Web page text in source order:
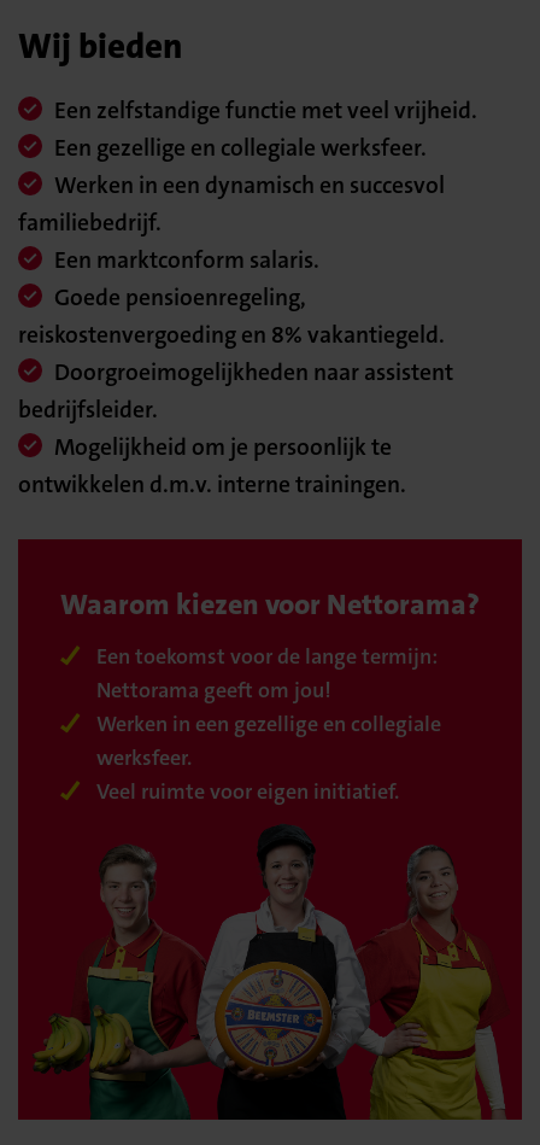
Wij bieden
Een zelfstandige functie met veel vrijheid.
Een gezellige en collegiale werksfeer.
Werken in een dynamisch en succesvol
familiebedrijf.
Een marktconform salaris.
Goede pensioenregeling,
reiskostenvergoeding en 8% vakantiegeld.
Doorgroeimogelijkheden naar assistent
bedrijfsleider.
Mogelijkheid om je persoonlijk te
ontwikkelen d.m.v. interne trainingen.
Waarom kiezen voor Nettorama?
Een toekomst voor de lange termijn:
Nettorama geeft om jou!
Werken in een gezellige en collegiale
werksfeer.
Veel ruimte voor eigen initiatief.